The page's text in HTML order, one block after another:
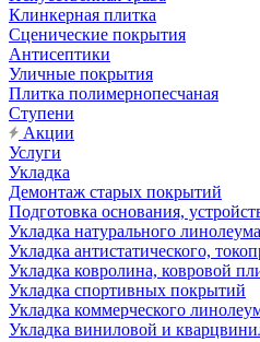
Клинкерная плитка
Сценические покрытия
Антисептики
Уличные покрытия
Плитка полимернопесчаная
Ступени
Акции
Услуги
Укладка
Демонтаж старых покрытий
Подготовка основания,
Укладка натурального линолеума
Укладка антистатического,
Укладка ковролина, ковровой
Укладка спортивных покрытий
Укладка коммерческого
Укладка виниловой и